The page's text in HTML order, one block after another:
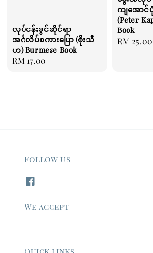
လုပ်ငန်းခွင်ဆိုင်ရာ
အင်္ဂလိပ်စကားပြော (စိုးသီ
ဟ) Burmese Book
Regular
RM 17.00
ကျအောင်ပုံ
(Peter
Book
Regular
RM 25.00
Follow us
We accept
Quick links